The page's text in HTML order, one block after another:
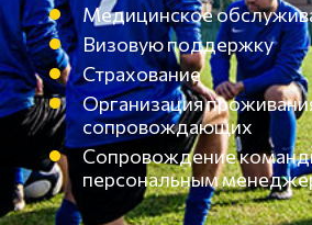
Медицинское
Визовую поддержку
Страхование
Организация
сопровождающих
Сопровождение
персональным